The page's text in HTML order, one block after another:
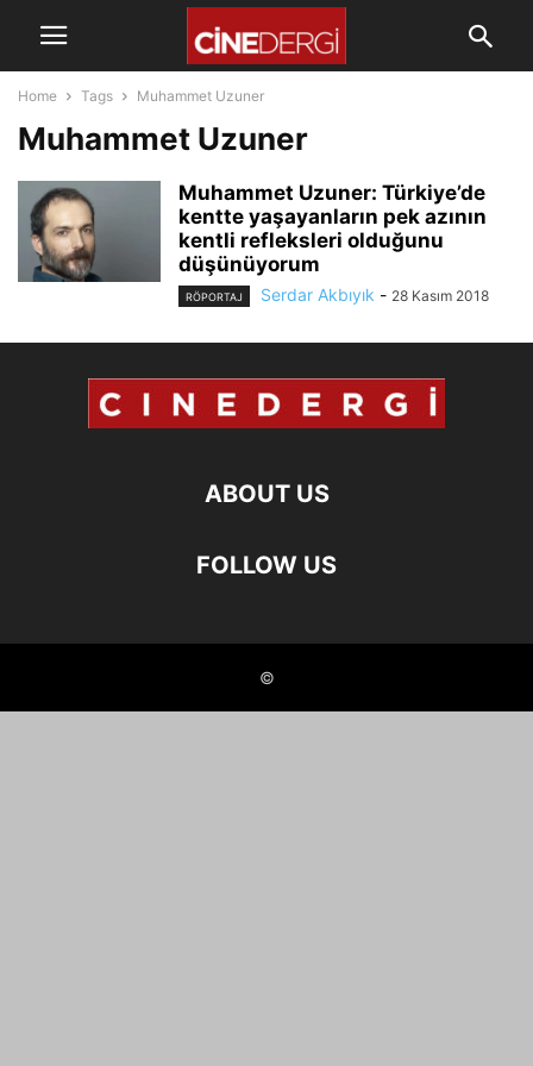
Home Tags Muhammet Uzuner
Muhammet Uzuner
Muhammet Uzuner: Türkiye’de
kentte yaşayanların pek azının
kentli refleksleri olduğunu
düşünüyorum
RÖPORTAJ Serdar Akbıyık - 28 Kasım 2018
ABOUT US
FOLLOW US
©